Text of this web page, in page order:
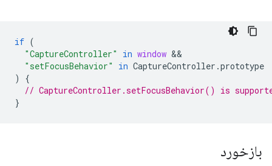
if (
"CaptureController"
in window
"setFocusBehavior"
in CaptureController .prototype
)
{
// CaptureController.setFocusBehavior() is
}
بازخورد